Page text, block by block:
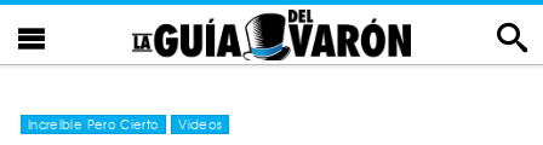
Increíble Pero Cierto Videos